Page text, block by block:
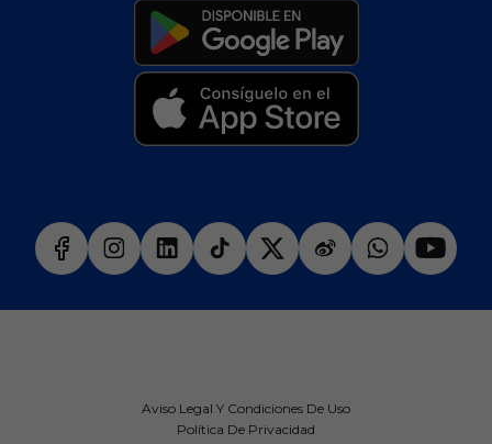
Aviso Legal Y Condiciones De Uso
Política De Privacidad